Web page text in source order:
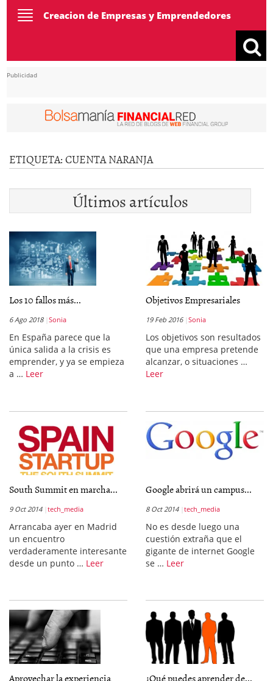
ToggleCreacion de Empresas y Emprendedores
Publicidad
ETIQUETA:CUENTA NARANJA
Últimos artículos
Los 10 fallos más...
6 Ago 2018 Sonia
En España parece que la
única salida a la crisis es
emprender, y ya se empieza
a … Leer
Objetivos Empresariales
19 Feb 2016 Sonia
Los objetivos son resultados
que una empresa pretende
alcanzar, o situaciones …
Leer
South Summit en marcha...
9 Oct 2014 tech_media
Arrancaba ayer en Madrid
un encuentro
verdaderamente interesante
desde un punto … Leer
Google abrirá un campus...
8 Oct 2014 tech_media
No es desde luego una
cuestión extraña que el
gigante de internet Google
se … Leer
Aprovechar la experiencia ¿Qué puedes aprender de...